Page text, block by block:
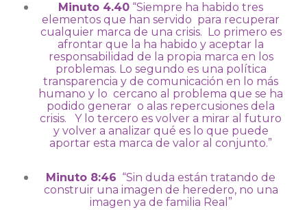
Minuto 4.40 “Siempre ha habido tres
elementos que han servido para recuperar
cualquier marca de una crisis. Lo primero es
afrontar que la ha habido y aceptar la
responsabilidad de la propia marca en los
problemas. Lo segundo es una política
transparencia y de comunicación en lo más
humano y lo cercano al problema que se ha
podido generar o alas repercusiones dela
crisis. Y lo tercero es volver a mirar al futuro
y volver a analizar qué es lo que puede
aportar esta marca de valor al conjunto.”
Minuto 8:46 “Sin duda están tratando de
construir una imagen de heredero, no una
imagen ya de familia Real”